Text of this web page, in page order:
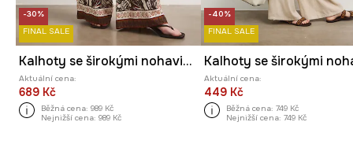
-30%
FINAL SALE
Kalhoty se širokými nohavicemi dámské rostlinné
Aktuální cena:
689 Kč
Běžná cena: 989 Kč
Nejnižší cena: 989 Kč
-40%
FINAL SALE
Aktuální cena:
449 Kč
Běžná cena: 749 Kč
Nejnižší cena: 749 Kč